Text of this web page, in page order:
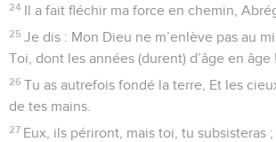
24 Il a fait fléchir ma force en chemin,
25 Je dis : Mon Dieu ne m’enlève pas au
Toi, dont les années (durent) d’âge en âge !
26 Tu as autrefois fondé la terre, Et les
de tes mains.
27 Eux, ils périront, mais toi, tu subsisteras ;